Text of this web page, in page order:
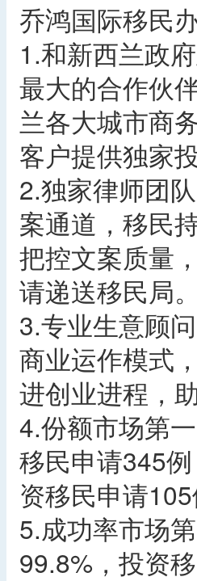
乔鸿国际移民
1.和新西兰政
最大的合作伙
兰各大城市商
客户提供独家
2.独家律师团
案通道，移民
把控文案质量
请递送移民局。
3.专业生意顾
商业运作模式
进创业进程，
4.份额市场第
移民申请345
资移民申请
5.成功率市场
99.8%，投资